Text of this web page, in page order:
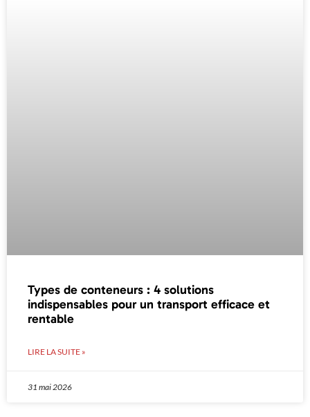
Types de conteneurs : 4 solutions
indispensables pour un transport efficace et
rentable
LIRE LA SUITE »
31 mai 2026